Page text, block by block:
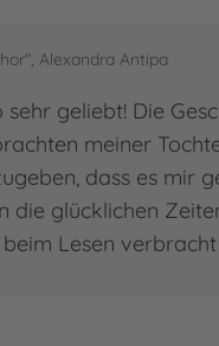
Alexandra Antipa
geliebt! Die
meiner
dass es mir
die glücklichen
Lesen